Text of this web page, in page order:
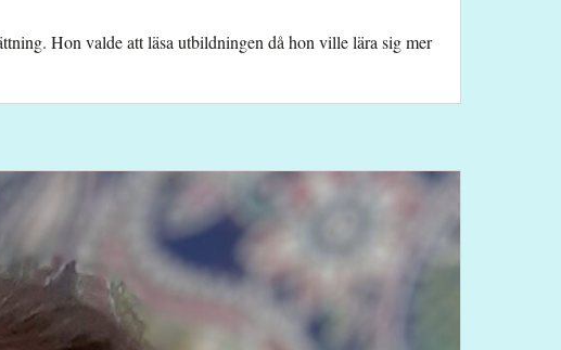
Hon valde att läsa utbildningen då hon ville lära sig mer